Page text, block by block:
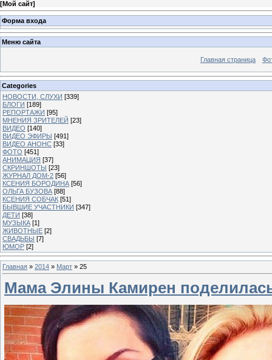
[Мой сайт]
Форма входа
Меню сайта
Главная страница
Categories
НОВОСТИ, СЛУХИ [339]
БЛОГИ [189]
РЕПОРТАЖИ [95]
МНЕНИЯ ЗРИТЕЛЕЙ [23]
ВИДЕО [140]
ВИДЕО ЭФИРЫ [491]
ВИДЕО АНОНС [33]
ФОТО [451]
АНИМАЦИЯ [37]
СКРИНШОТЫ [23]
ЖУРНАЛ ДОМ-2 [56]
КСЕНИЯ БОРОДИНА [56]
ОЛЬГА БУЗОВА [88]
КСЕНИЯ СОБЧАК [51]
БЫВШИЕ УЧАСТНИКИ [347]
ДЕТИ [38]
МУЗЫКА [1]
ЖИВОТНЫЕ [2]
СВАДЬБЫ [7]
ЮМОР [2]
Главная » 2014 » Март » 25
Мама Элины Камирен